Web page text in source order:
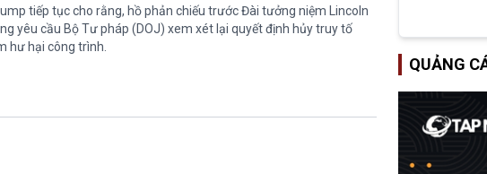
tiếp tục cho rằng, hồ phản chiếu trước Đài tưởng niệm Lincoln
yêu cầu Bộ Tư pháp (DOJ) xem xét lại quyết định hủy truy tố
hư hại công trình.
QUẢNG